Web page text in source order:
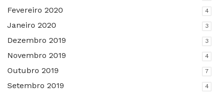
Fevereiro 2020 4
Janeiro 2020 3
Dezembro 2019 3
Novembro 2019 4
Outubro 2019 7
Setembro 2019 4